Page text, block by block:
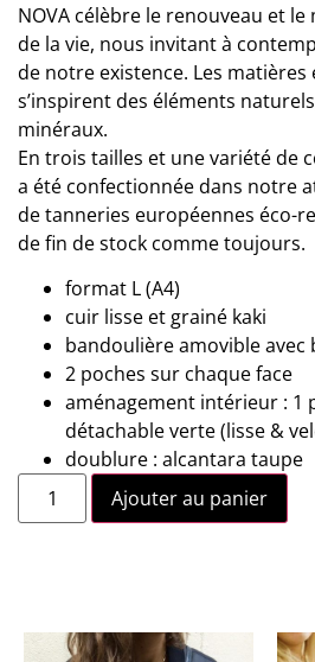
NOVA célèbre le renouveau et
de la vie, nous invitant à
de notre existence. Les matières
s’inspirent des éléments
minéraux.
En trois tailles et une variété de
a été confectionnée dans notre
de tanneries européennes éco-
de fin de stock comme toujours.
format L (A4)
cuir lisse et grainé kaki
bandoulière amovible
2 poches sur chaque face
aménagement intérieur : 1
détachable verte (lisse &
doublure : alcantara taupe
Ajouter au panier